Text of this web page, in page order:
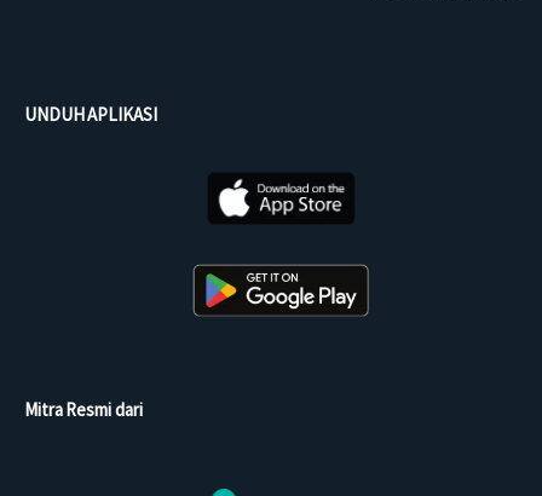
UNDUH APLIKASI
Mitra Resmi dari